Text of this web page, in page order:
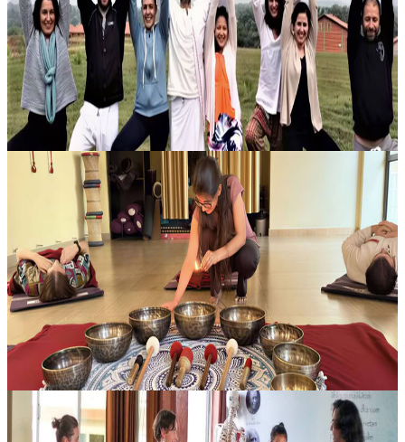
Rishikesh, in India propone un percorso strutturato e concreto per
avvicinarsi all’insegnamento dello yoga con un’attenzione speciale
all’età....
1100,00 €
11 agosto 2026
07:30
Rishikesh, India
Ritiri di meditazione mindfulness in India
La meditazione mindfulness invita a rallentare il ritmo mentale,
osservare i pensieri senza giudizio e tornare al momento presente
con maggiore lucidità. In India, una terra naturalmente legata al sil...
400,00 USD
12 agosto 2026 03:30
Rishikesh, India